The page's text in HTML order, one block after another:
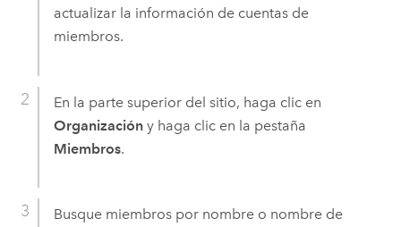
actualizar la información de cuentas de
miembros.
En la parte superior del sitio, haga clic en
Organizacióny haga clic en la pestaña
Miembros.
Busque miembros por nombre o nombre de